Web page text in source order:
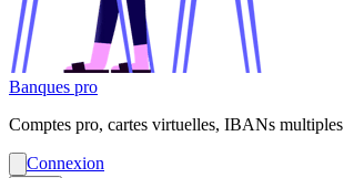
Banques pro
Comptes pro, cartes virtuelles, IBANs multiples
Connexion